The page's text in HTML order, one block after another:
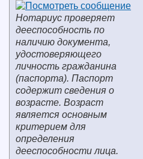
Нотариус проверяет
дееспособность по
наличию документа,
удостоверяющего
личность гражданина
(паспорта). Паспорт
содержит сведения о
возрасте. Возраст
является основным
критерием для
определения
дееспособности лица.